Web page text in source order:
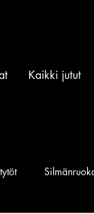
Kaikki jutut